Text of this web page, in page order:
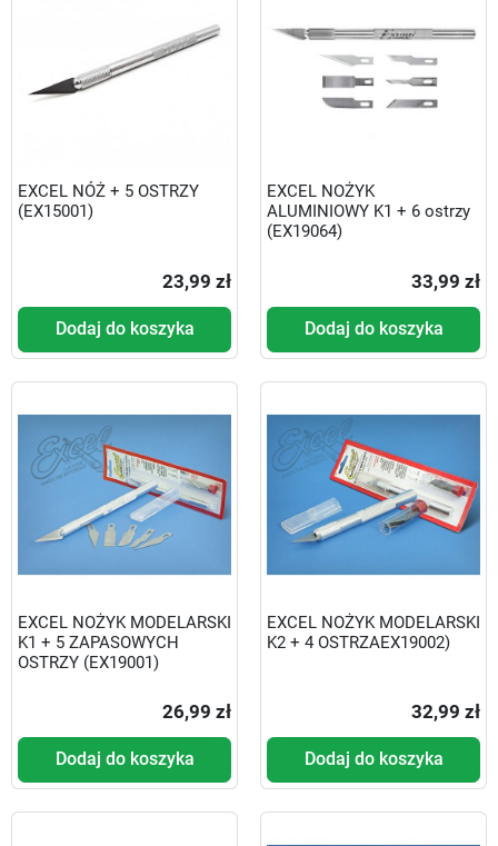
EXCEL NÓŻ + 5 OSTRZY
(EX15001)
23,99 zł
Dodaj do koszyka
EXCEL NOŻYK
ALUMINIOWY K1 + 6 ostrzy
(EX19064)
33,99 zł
Dodaj do koszyka
EXCEL NOŻYK MODELARSKI
K1 + 5 ZAPASOWYCH
OSTRZY (EX19001)
26,99 zł
Dodaj do koszyka
EXCEL NOŻYK MODELARSKI
K2 + 4 OSTRZAEX19002)
32,99 zł
Dodaj do koszyka